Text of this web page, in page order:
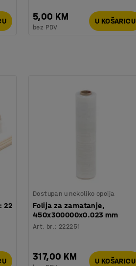
5,00 KM
bez PDV
U KOŠARICU
22
Dostupan u nekoliko opcija
Folija za zamatanje,
450x300000x0.023 mm
Art. br.: 222251
317,00 KM U KOŠARICU